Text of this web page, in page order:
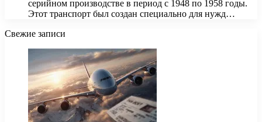
серийном производстве в период с 1948 по 1958 годы.
Этот транспорт был создан специально для нужд…
Свежие записи